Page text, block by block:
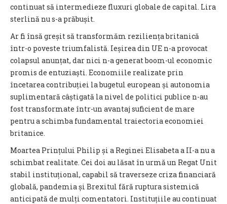
continuat să intermedieze fluxuri globale de capital. Lira
sterlină nu s-a prăbușit.
Ar fi însă greșit să transformăm reziliența britanică
într-o poveste triumfalistă. Ieșirea din UE n-a provocat
colapsul anunțat, dar nici n-a generat boom-ul economic
promis de entuziaști. Economiile realizate prin
încetarea contribuției la bugetul european și autonomia
suplimentară câștigată la nivel de politici publice n-au
fost transformate într-un avantaj suficient de mare
pentru a schimba fundamental traiectoria economiei
britanice.
Moartea Prințului Philip și a Reginei Elisabeta a II-a nu a
schimbat realitate. Cei doi au lăsat în urmă un Regat Unit
stabil instituțional, capabil să traverseze criza financiară
globală, pandemia și Brexitul fără ruptura sistemică
anticipată de mulți comentatori. Instituțiile au continuat